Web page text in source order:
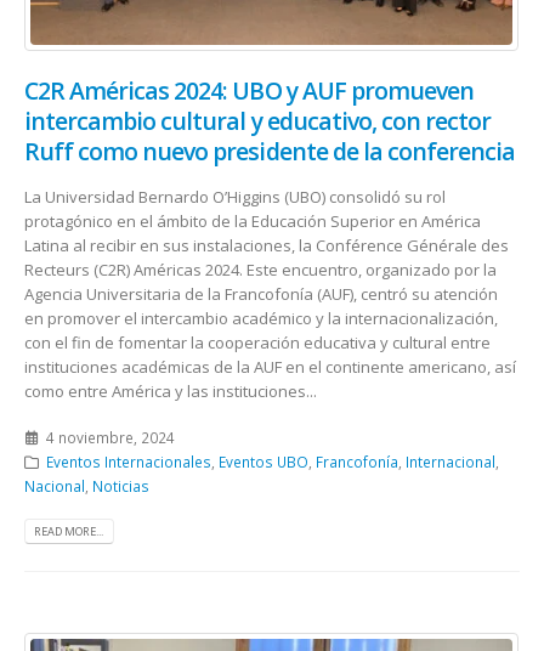
C2R Américas 2024: UBO y AUF promueven
intercambio cultural y educativo, con rector
Ruff como nuevo presidente de la conferencia
La Universidad Bernardo O’Higgins (UBO) consolidó su rol
protagónico en el ámbito de la Educación Superior en América
Latina al recibir en sus instalaciones, la Conférence Générale des
Recteurs (C2R) Américas 2024. Este encuentro, organizado por la
Agencia Universitaria de la Francofonía (AUF), centró su atención
en promover el intercambio académico y la internacionalización,
con el fin de fomentar la cooperación educativa y cultural entre
instituciones académicas de la AUF en el continente americano, así
como entre América y las instituciones...
4 noviembre, 2024
Eventos Internacionales, Eventos UBO, Francofonía, Internacional,
Nacional, Noticias
READ MORE...